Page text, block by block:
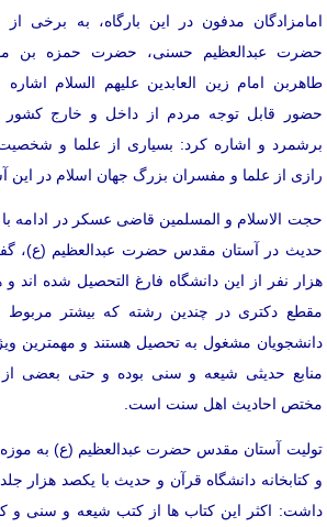
امامزادگان مدفون در این بارگاه، به برخی
حضرت عبدالعظیم حسنی، حضرت حمزه بن
طاهربن امام زین العابدین علیهم السلام
حضور قابل توجه مردم از داخل و خارج کشور
برشمرد و اشاره کرد: بسیاری از علما و
رازی از علما و مفسران بزرگ جهان اسلام در این
حجت الاسلام و المسلمین قاضی عسکر در ادامه با
حدیث در آستان مقدس حضرت عبدالعظیم (ع)،
هزار نفر از این دانشگاه فارغ التحصیل شده اند و
مقطع دکتری در چندین رشته که بیشتر
دانشجویان مشغول به تحصیل هستند و مهمترین
منابع حدیثی شیعه و سنی بوده و حتی بعضی
مختص احادیث اهل سنت است.
تولیت آستان مقدس حضرت عبدالعظیم (ع) به موزه
و کتابخانه دانشگاه قرآن و حدیث با یکصد هزار
داشت: اکثر این کتاب ها از کتب شیعه و سنی و